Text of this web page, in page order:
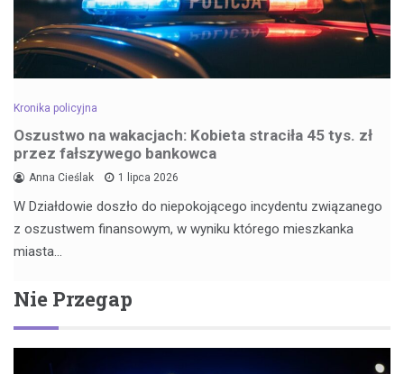
Kronika policyjna
Oszustwo na wakacjach: Kobieta straciła 45 tys. zł
przez fałszywego bankowca
Anna Cieślak 1 lipca 2026
W Działdowie doszło do niepokojącego incydentu związanego
z oszustwem finansowym, w wyniku którego mieszkanka
miasta…
Nie Przegap